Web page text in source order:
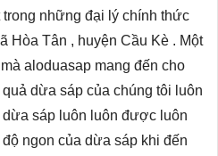
những đại lý chính thức
Hòa Tân , huyện Cầu Kè . Một
aloduasap mang đến cho
dừa sáp của chúng tôi luôn
dừa sáp luôn luôn được luôn
ngon của dừa sáp khi đến